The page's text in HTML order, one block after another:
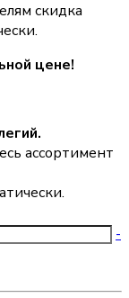
скидка
цене!
ассортимент
-